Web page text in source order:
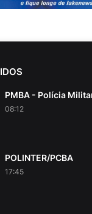
PMBA - Polícia
08:12
POLINTER/PCBA
17:45